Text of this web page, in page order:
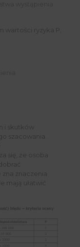
ryzyka P,
i skutków
szacowania.
się, że osoba
znaczenia
mają ułatwić